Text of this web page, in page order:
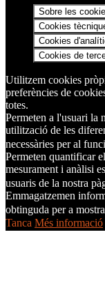
Sobre les
Cookies
Cookies
Cookies de
Utilitzem cookies
preferències de
totes.
Permeten a l'usuari la
utilització de les
necessàries per al
Permeten quantificar
mesurament i anàlisi
usuaris de la nostra
Emmagatzemen
obtinguda per a
Tanca Més informació